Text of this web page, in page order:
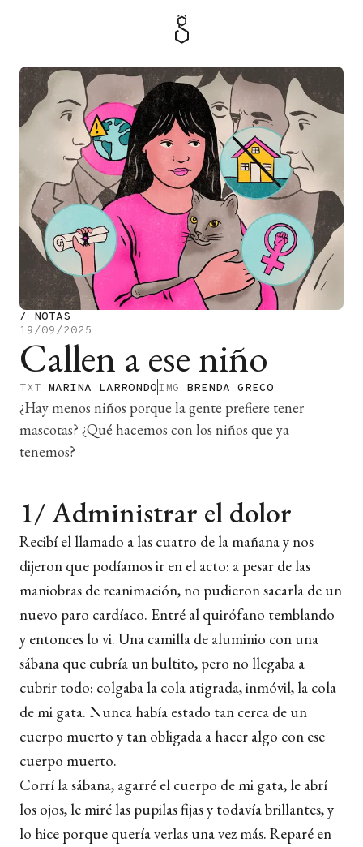
/ NOTAS
19/09/2025
Callen a ese niño
TXT MARINA LARRONDOIMG BRENDA GRECO
¿Hay menos niños porque la gente prefiere tener
mascotas? ¿Qué hacemos con los niños que ya
tenemos?
1/ Administrar el dolor
Recibí el llamado a las cuatro de la mañana y nos
dijeron que podíamos ir en el acto: a pesar de las
maniobras de reanimación, no pudieron sacarla de un
nuevo paro cardíaco. Entré al quirófano temblando
y entonces lo vi. Una camilla de aluminio con una
sábana que cubría un bultito, pero no llegaba a
cubrir todo: colgaba la cola atigrada, inmóvil, la cola
de mi gata. Nunca había estado tan cerca de un
cuerpo muerto y tan obligada a hacer algo con ese
cuerpo muerto.
Corrí la sábana, agarré el cuerpo de mi gata, le abrí
los ojos, le miré las pupilas fijas y todavía brillantes, y
lo hice porque quería verlas una vez más. Reparé en